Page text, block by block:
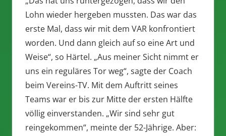
Lohn wieder hergeben mussten. Das war das
erste Mal, dass wir mit dem VAR konfrontiert
worden. Und dann gleich auf so eine Art und
Weise“, so Härtel. „Aus meiner Sicht nimmt er
uns ein reguläres Tor weg“, sagte der Coach
beim Vereins-TV. Mit dem Auftritt seines
Teams war er bis zur Mitte der ersten Hälfte
völlig einverstanden. „Wir sind sehr gut
reingekommen“, meinte der 52-Jährige. Aber: